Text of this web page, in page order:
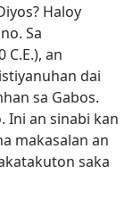
Haloy
Sa
C.E.), an
dai
sa Gabos.
Ini an sinabi kan
makasalan an
saka